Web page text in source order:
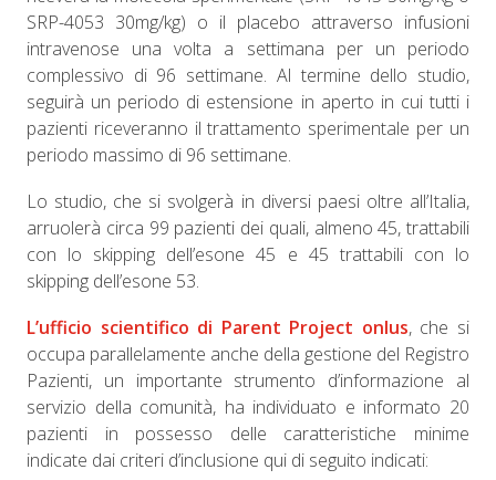
SRP-4053 30mg/kg) o il placebo attraverso infusioni
intravenose una volta a settimana per un periodo
complessivo di 96 settimane. Al termine dello studio,
seguirà un periodo di estensione in aperto in cui tutti i
pazienti riceveranno il trattamento sperimentale per un
periodo massimo di 96 settimane.
Lo studio, che si svolgerà in diversi paesi oltre all’Italia,
arruolerà circa 99 pazienti dei quali, almeno 45, trattabili
con lo skipping dell’esone 45 e 45 trattabili con lo
skipping dell’esone 53.
L’ufficio scientifico di Parent Project onlus, che si
occupa parallelamente anche della gestione del Registro
Pazienti, un importante strumento d’informazione al
servizio della comunità, ha individuato e informato 20
pazienti in possesso delle caratteristiche minime
indicate dai criteri d’inclusione qui di seguito indicati: